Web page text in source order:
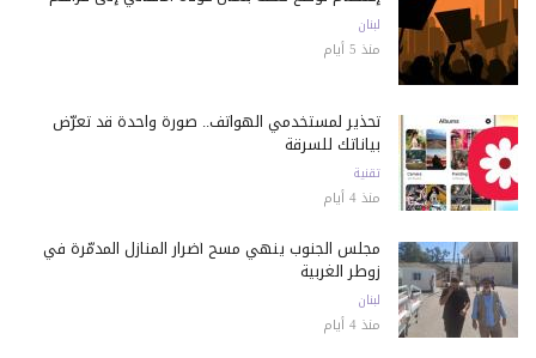
لبنان
منذ 5 أيام
تحذير لمستخدمي الهواتف.. صورة واحدة قد تعرّض
بياناتك للسرقة
تقنية
منذ 4 أيام
مجلس الجنوب ينهي مسح أضرار المنازل المدمّرة في
زوطر الغربية
لبنان
منذ 4 أيام